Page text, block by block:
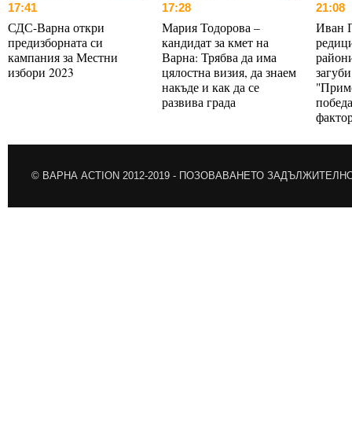
17:41
СДС-Варна откри
предизборната си
кампания за Местни
избори 2023
17:28
Мария Тодорова –
кандидат за кмет на
Варна: Трябва да има
цялостна визия, да знаем
накъде и как да се
развива града
21:08
Иван
© ВАРНА ACTION 2012-2019 - ПОЗОВАВАНЕТО